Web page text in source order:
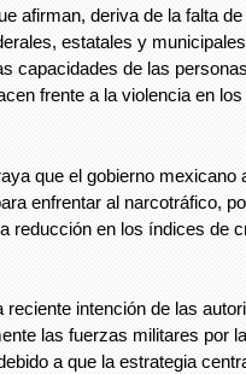
afirman, deriva de la falta
estatales y
capacidades de las
frente a la violencia en
que el gobierno mexicano
enfrentar al narcotráfico,
reducción en los índices de
intención de las
las fuerzas militares por
a que la estrategia